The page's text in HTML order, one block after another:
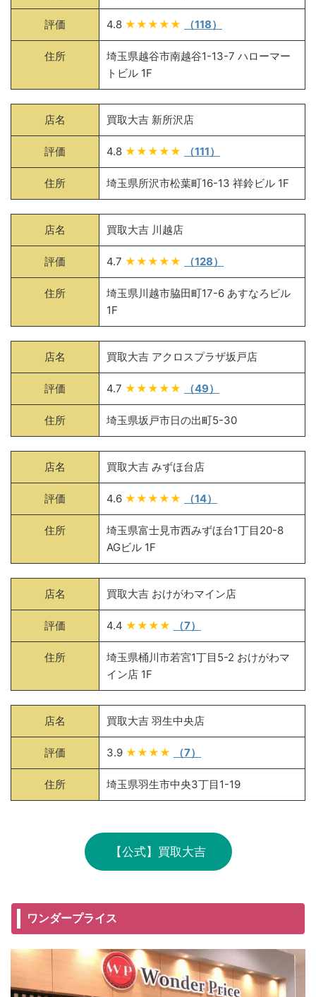
評価 4.8 ★★★★★ （118）
住所
埼玉県越谷市南越谷1-13-7 ハローマー
トビル 1F
店名 買取大吉 新所沢店
評価 4.8 ★★★★★ （111）
住所 埼玉県所沢市松葉町16-13 祥鈴ビル 1F
店名 買取大吉 川越店
評価 4.7 ★★★★★ （128）
住所
埼玉県川越市脇田町17-6 あすなろビル
1F
店名 買取大吉 アクロスプラザ坂戸店
評価 4.7 ★★★★★ （49）
住所 埼玉県坂戸市日の出町5-30
店名 買取大吉 みずほ台店
評価 4.6 ★★★★★ （14）
住所
埼玉県富士見市西みずほ台1丁目20-8
AGビル 1F
店名 買取大吉 おけがわマイン店
評価 4.4 ★★★★ （7）
住所
埼玉県桶川市若宮1丁目5-2 おけがわマ
イン店 1F
店名 買取大吉 羽生中央店
評価 3.9 ★★★★ （7）
住所 埼玉県羽生市中央3丁目1-19
【公式】買取大吉
ワンダープライス